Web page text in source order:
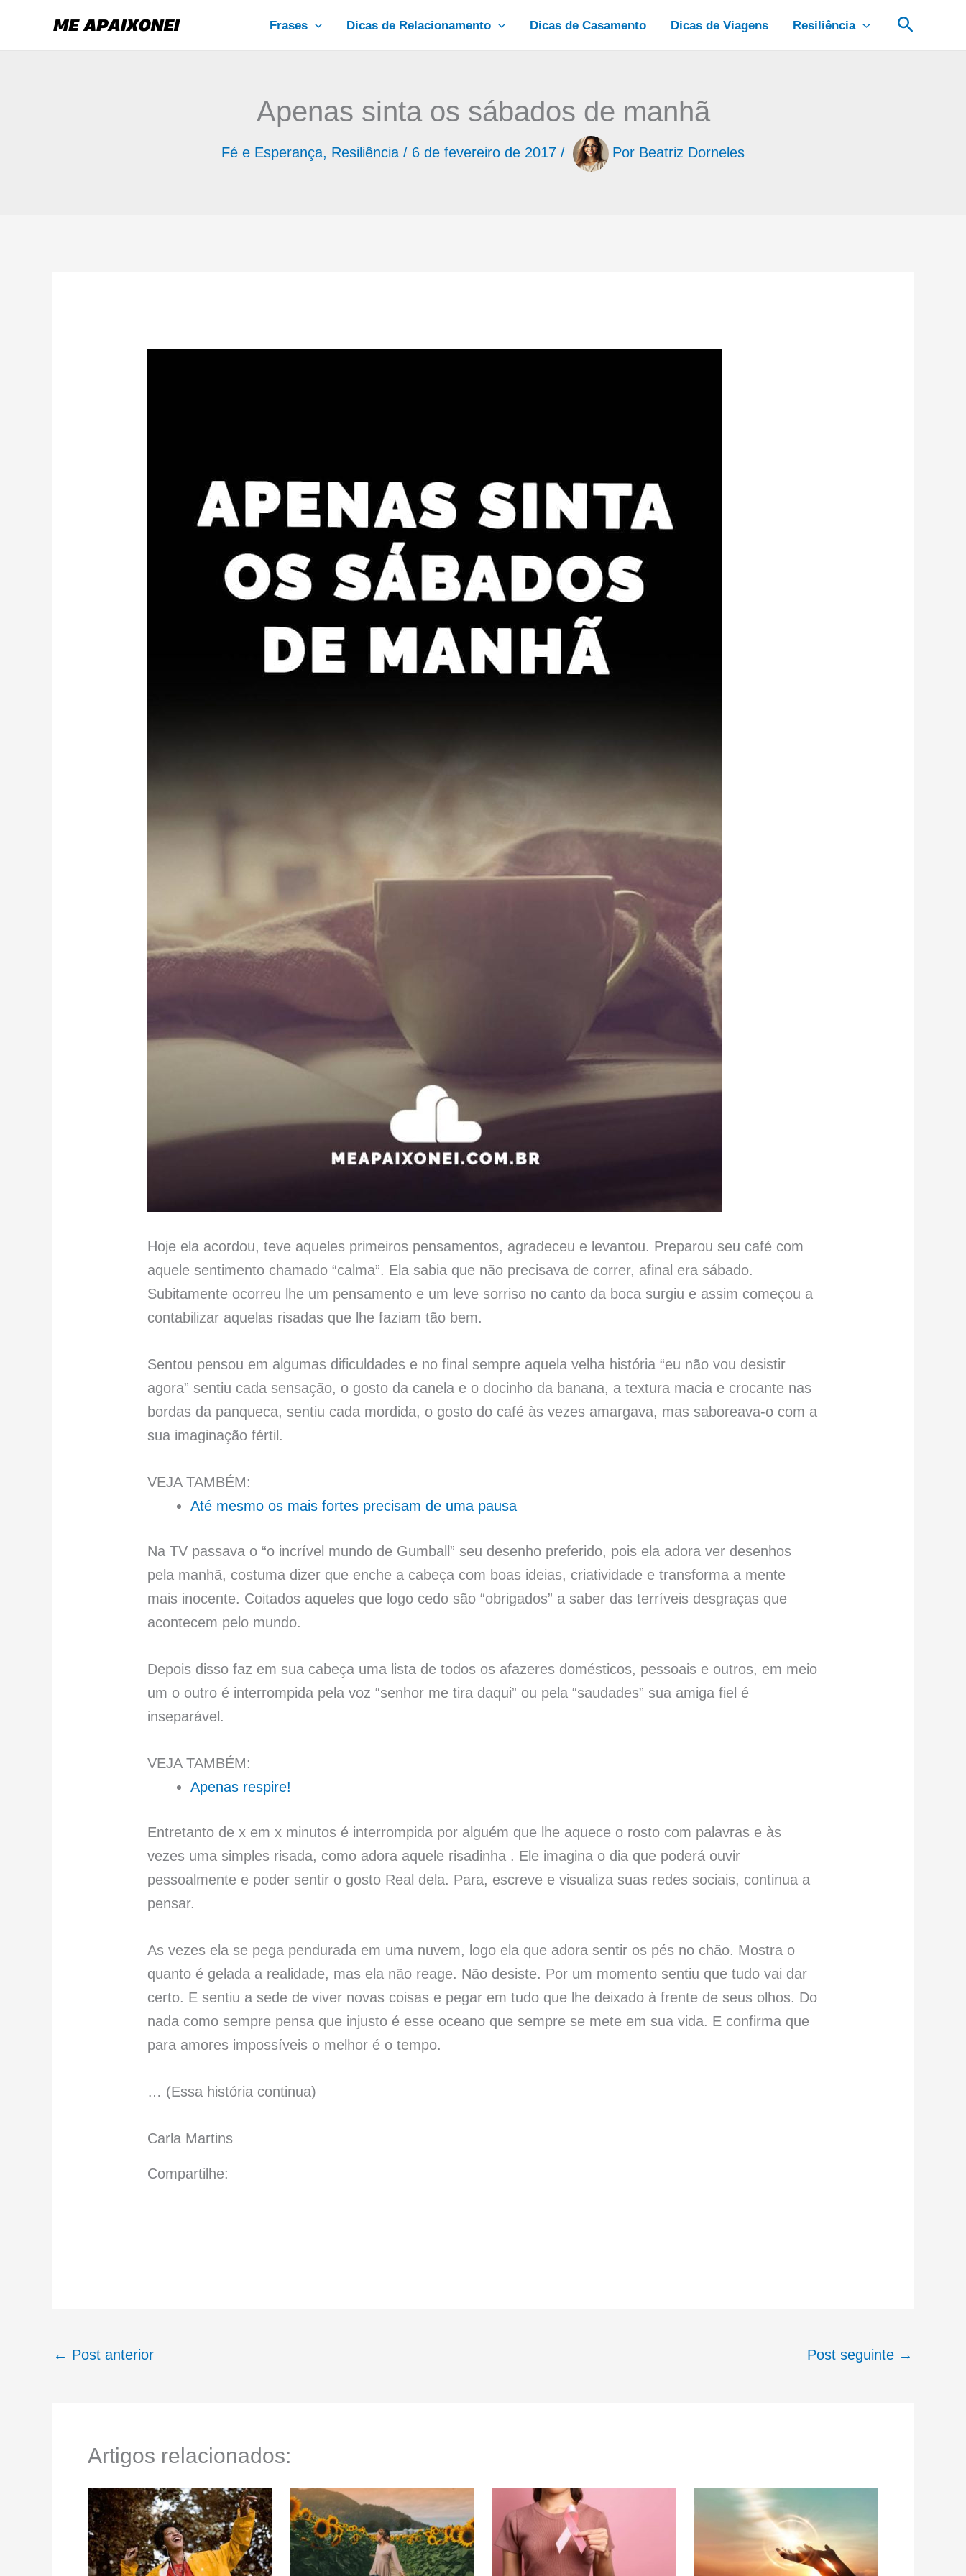
Frases Dicas de Relacionamento Dicas de Casamento Dicas de Viagens Resiliência
Apenas sinta os sábados de manhã
Fé e Esperança, Resiliência / 6 de fevereiro de 2017 / Por Beatriz Dorneles
Hoje ela acordou, teve aqueles primeiros pensamentos, agradeceu e levantou. Preparou seu café com
aquele sentimento chamado “calma”. Ela sabia que não precisava de correr, afinal era sábado.
Subitamente ocorreu lhe um pensamento e um leve sorriso no canto da boca surgiu e assim começou a
contabilizar aquelas risadas que lhe faziam tão bem.
Sentou pensou em algumas dificuldades e no final sempre aquela velha história “eu não vou desistir
agora” sentiu cada sensação, o gosto da canela e o docinho da banana, a textura macia e crocante nas
bordas da panqueca, sentiu cada mordida, o gosto do café às vezes amargava, mas saboreava-o com a
sua imaginação fértil.
VEJA TAMBÉM:
Até mesmo os mais fortes precisam de uma pausa
Na TV passava o “o incrível mundo de Gumball” seu desenho preferido, pois ela adora ver desenhos
pela manhã, costuma dizer que enche a cabeça com boas ideias, criatividade e transforma a mente
mais inocente. Coitados aqueles que logo cedo são “obrigados” a saber das terríveis desgraças que
acontecem pelo mundo.
Depois disso faz em sua cabeça uma lista de todos os afazeres domésticos, pessoais e outros, em meio
um o outro é interrompida pela voz “senhor me tira daqui” ou pela “saudades” sua amiga fiel é
inseparável.
VEJA TAMBÉM:
Apenas respire!
Entretanto de x em x minutos é interrompida por alguém que lhe aquece o rosto com palavras e às
vezes uma simples risada, como adora aquele risadinha . Ele imagina o dia que poderá ouvir
pessoalmente e poder sentir o gosto Real dela. Para, escreve e visualiza suas redes sociais, continua a
pensar.
As vezes ela se pega pendurada em uma nuvem, logo ela que adora sentir os pés no chão. Mostra o
quanto é gelada a realidade, mas ela não reage. Não desiste. Por um momento sentiu que tudo vai dar
certo. E sentiu a sede de viver novas coisas e pegar em tudo que lhe deixado à frente de seus olhos. Do
nada como sempre pensa que injusto é esse oceano que sempre se mete em sua vida. E confirma que
para amores impossíveis o melhor é o tempo.
… (Essa história continua)
Carla Martins
Compartilhe:
← Post anterior Post seguinte →
Artigos relacionados: